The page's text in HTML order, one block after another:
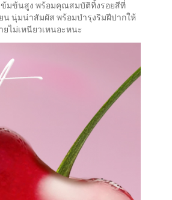
ข้มข้นสูง พร้อมคุณสมบัติทิ้งรอยสีที่
นุ่มน่าสัมผัส พร้อมบำรุงริมฝีปากให้
ไม่เหนียวเหนอะหนะ